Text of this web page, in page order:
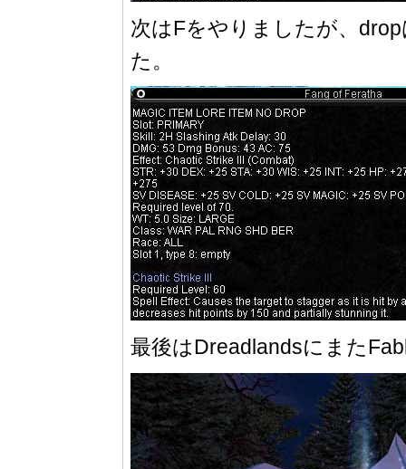
次はFをやりましたが、
た。
最後はDreadlandsにまた